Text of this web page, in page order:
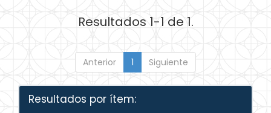
Resultados 1-1 de 1.
Anterior 1 Siguiente
Resultados por ítem: